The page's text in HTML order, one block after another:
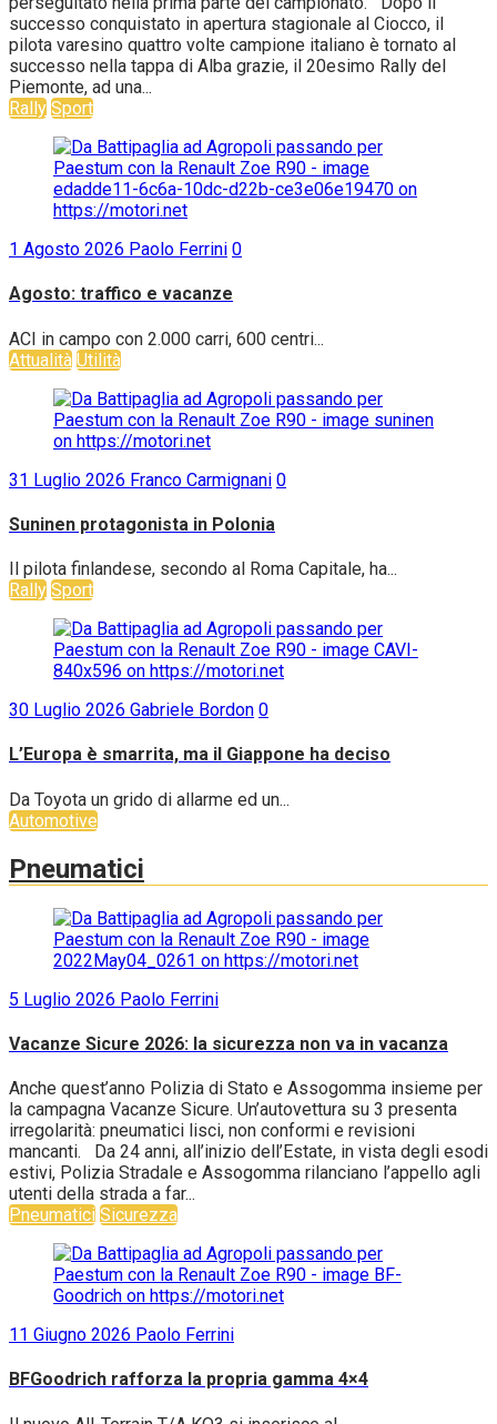
successo conquistato in apertura stagionale al Ciocco, il
pilota varesino quattro volte campione italiano è tornato al
successo nella tappa di Alba grazie, il 20esimo Rally del
Piemonte, ad una...
Rally Sport
1 Agosto 2026 Paolo Ferrini 0
Agosto: traffico e vacanze
ACI in campo con 2.000 carri, 600 centri...
Attualità Utilità
31 Luglio 2026 Franco Carmignani 0
Suninen protagonista in Polonia
Il pilota finlandese, secondo al Roma Capitale, ha...
Rally Sport
30 Luglio 2026 Gabriele Bordon 0
L’Europa è smarrita, ma il Giappone ha deciso
Da Toyota un grido di allarme ed un...
Automotive
Pneumatici
5 Luglio 2026 Paolo Ferrini
Vacanze Sicure 2026: la sicurezza non va in vacanza
Anche quest’anno Polizia di Stato e Assogomma insieme per
la campagna Vacanze Sicure. Un’autovettura su 3 presenta
irregolarità: pneumatici lisci, non conformi e revisioni
mancanti. Da 24 anni, all’inizio dell’Estate, in vista degli esodi
estivi, Polizia Stradale e Assogomma rilanciano l’appello agli
utenti della strada a far...
Pneumatici Sicurezza
11 Giugno 2026 Paolo Ferrini
BFGoodrich rafforza la propria gamma 4×4